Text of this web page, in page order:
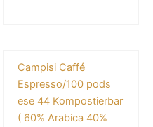
Campisi Caffé
Espresso/100 pods
ese 44 Kompostierbar
( 60% Arabica 40%